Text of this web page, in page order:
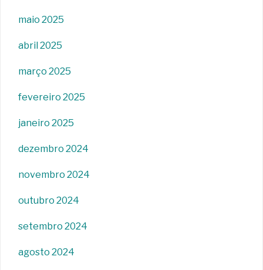
maio 2025
abril 2025
março 2025
fevereiro 2025
janeiro 2025
dezembro 2024
novembro 2024
outubro 2024
setembro 2024
agosto 2024